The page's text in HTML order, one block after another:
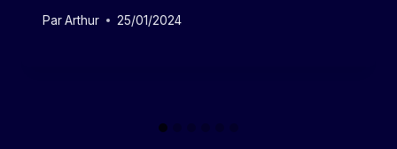
ParArthur 25/01/2024